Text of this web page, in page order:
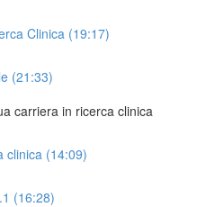
Clinica (19:17)
(21:33)
carriera in ricerca clinica
clinica (14:09)
(16:28)